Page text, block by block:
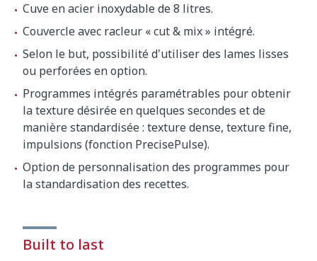
Cuve en acier inoxydable de 8 litres.
Couvercle avec racleur « cut & mix » intégré.
Selon le but, possibilité d'utiliser des lames lisses
ou perforées en option.
Programmes intégrés paramétrables pour obtenir
la texture désirée en quelques secondes et de
manière standardisée : texture dense, texture fine,
impulsions (fonction PrecisePulse).
Option de personnalisation des programmes pour
la standardisation des recettes.
Built to last